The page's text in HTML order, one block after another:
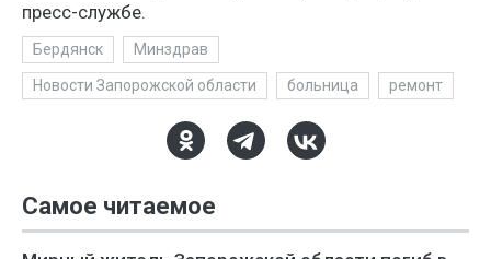
пресс-службе.
Бердянск Минздрав
Новости Запорожской области больница ремонт
Самое читаемое